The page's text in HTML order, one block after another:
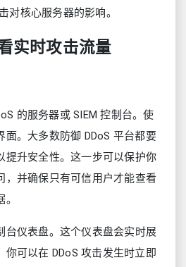
对核心服务器的影响。
实时攻击流量
的服务器或 SIEM 控制台。使
面。大多数防御 DDoS 平台都要
提升安全性。这一步可以保护你
，并确保只有可信用户才能查看
台仪表盘。这个仪表盘会实时展
你可以在 DDoS 攻击发生时立即